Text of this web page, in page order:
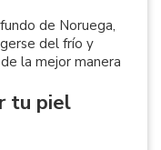
de Noruega,
del frío y
la mejor manera
tu piel